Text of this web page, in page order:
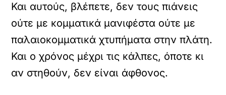
Και αυτούς, βλέπετε, δεν τους πιάνεις
ούτε με κομματικά μανιφέστα ούτε με
παλαιοκομματικά χτυπήματα στην πλάτη.
Και ο χρόνος μέχρι τις κάλπες, όποτε κι
αν στηθούν, δεν είναι άφθονος.